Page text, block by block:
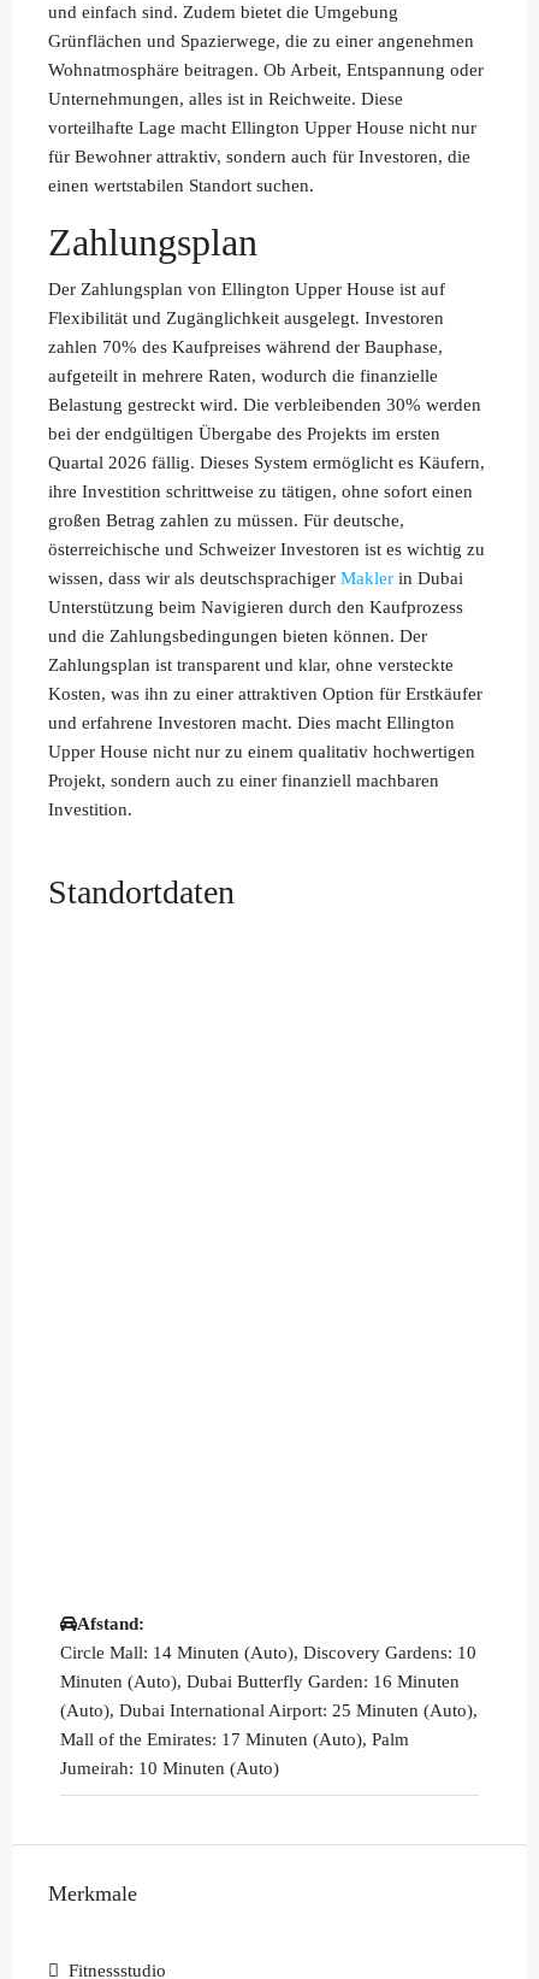
und einfach sind. Zudem bietet die Umgebung
Grünflächen und Spazierwege, die zu einer angenehmen
Wohnatmosphäre beitragen. Ob Arbeit, Entspannung oder
Unternehmungen, alles ist in Reichweite. Diese
vorteilhafte Lage macht Ellington Upper House nicht nur
für Bewohner attraktiv, sondern auch für Investoren, die
einen wertstabilen Standort suchen.
Zahlungsplan
Der Zahlungsplan von Ellington Upper House ist auf
Flexibilität und Zugänglichkeit ausgelegt. Investoren
zahlen 70% des Kaufpreises während der Bauphase,
aufgeteilt in mehrere Raten, wodurch die finanzielle
Belastung gestreckt wird. Die verbleibenden 30% werden
bei der endgültigen Übergabe des Projekts im ersten
Quartal 2026 fällig. Dieses System ermöglicht es Käufern,
ihre Investition schrittweise zu tätigen, ohne sofort einen
großen Betrag zahlen zu müssen. Für deutsche,
österreichische und Schweizer Investoren ist es wichtig zu
wissen, dass wir als deutschsprachiger Makler in Dubai
Unterstützung beim Navigieren durch den Kaufprozess
und die Zahlungsbedingungen bieten können. Der
Zahlungsplan ist transparent und klar, ohne versteckte
Kosten, was ihn zu einer attraktiven Option für Erstkäufer
und erfahrene Investoren macht. Dies macht Ellington
Upper House nicht nur zu einem qualitativ hochwertigen
Projekt, sondern auch zu einer finanziell machbaren
Investition.
Standortdaten
Afstand:
Circle Mall: 14 Minuten (Auto), Discovery Gardens: 10
Minuten (Auto), Dubai Butterfly Garden: 16 Minuten
(Auto), Dubai International Airport: 25 Minuten (Auto),
Mall of the Emirates: 17 Minuten (Auto), Palm
Jumeirah: 10 Minuten (Auto)
Merkmale
Fitnessstudio